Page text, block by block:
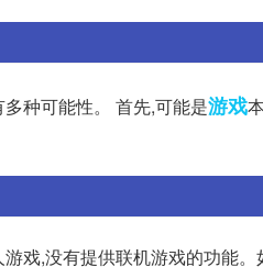
种可能性。 首先,可能是游戏
戏,没有提供联机游戏的功能